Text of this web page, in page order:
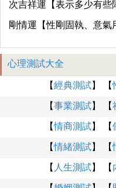
次吉祥運【表示多少有些
剛情運【性剛固執、意氣
心理測試大全
【經典測試】 【
【事業測試】 【
【情商測試】 【
【情緒測試】 【
【 人生測試】 【